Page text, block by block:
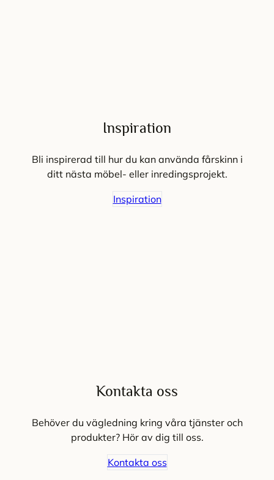
Inspiration
Bli inspirerad till hur du kan använda fårskinn i
ditt nästa möbel- eller inredingsprojekt.
Inspiration
Kontakta oss
Behöver du vägledning kring våra tjänster och
produkter? Hör av dig till oss.
Kontakta oss